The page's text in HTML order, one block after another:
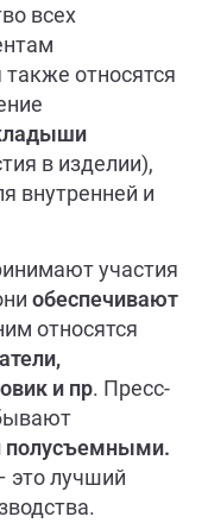
всех
также относятся
в изделии),
внутренней и
участия
обеспечивают
относятся
и пр. Пресс-
полусъемными.
это лучший